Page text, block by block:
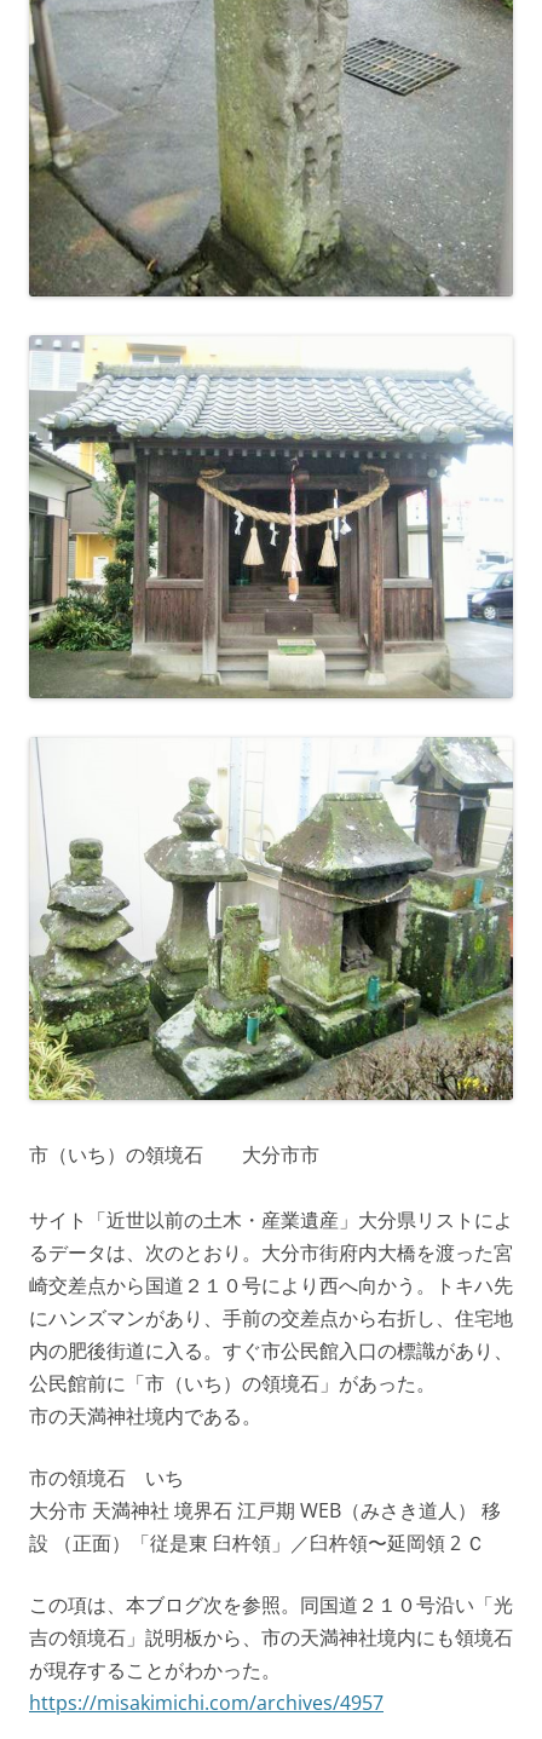
市（いち）の領境石 大分市市
サイト「近世以前の土木・産業遺産」大分県リストによ
るデータは、次のとおり。大分市街府内大橋を渡った宮
崎交差点から国道２１０号により西へ向かう。トキハ先
にハンズマンがあり、手前の交差点から右折し、住宅地
内の肥後街道に入る。すぐ市公民館入口の標識があり、
公民館前に「市（いち）の領境石」があった。
市の天満神社境内である。
市の領境石 いち
大分市 天満神社 境界石 江戸期 WEB（みさき道人） 移
設 （正面）「従是東 臼杵領」／臼杵領〜延岡領 2 Ｃ
この項は、本ブログ次を参照。同国道２１０号沿い「光
吉の領境石」説明板から、市の天満神社境内にも領境石
が現存することがわかった。
https://misakimichi.com/archives/4957